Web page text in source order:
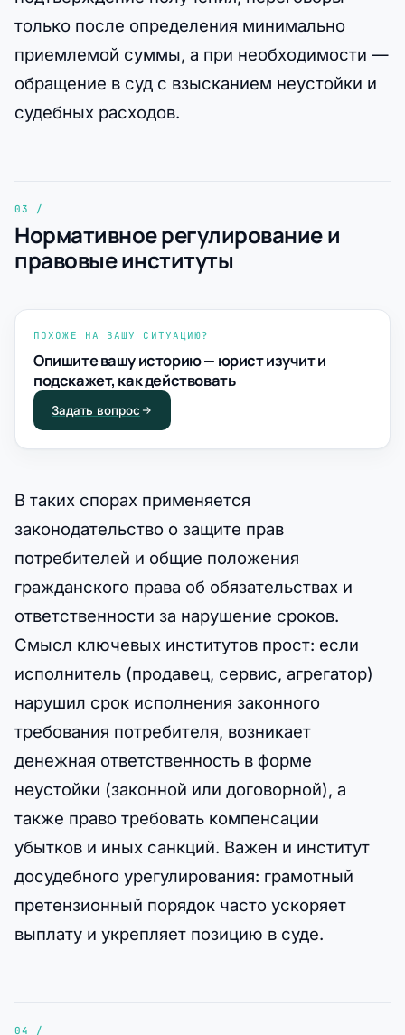
только после определения минимально
приемлемой суммы, а при необходимости —
обращение в суд с взысканием неустойки и
судебных расходов.
Нормативное регулирование и
правовые институты
ПОХОЖЕ НА ВАШУ СИТУАЦИЮ?
Опишите вашу историю — юрист изучит и
подскажет, как действовать
Задать вопрос
В таких спорах применяется
законодательство о защите прав
потребителей и общие положения
гражданского права об обязательствах и
ответственности за нарушение сроков.
Смысл ключевых институтов прост: если
исполнитель (продавец, сервис, агрегатор)
нарушил срок исполнения законного
требования потребителя, возникает
денежная ответственность в форме
неустойки (законной или договорной), а
также право требовать компенсации
убытков и иных санкций. Важен и институт
досудебного урегулирования: грамотный
претензионный порядок часто ускоряет
выплату и укрепляет позицию в суде.